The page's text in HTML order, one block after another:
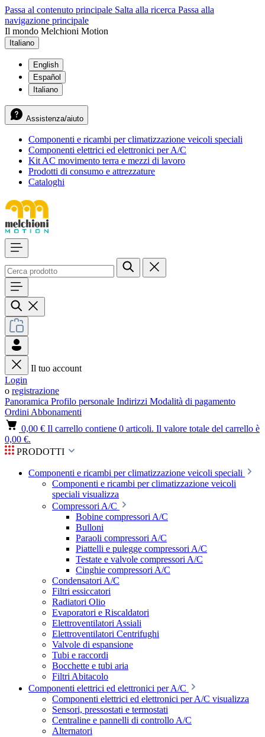
Passa al contenuto principale Salta alla ricerca Passa alla
navigazione principale
Il mondo Melchioni Motion
Italiano
English
Español
Italiano
Assistenza/aiuto
Componenti e ricambi per climatizzazione veicoli speciali
Componenti elettrici ed elettronici per A/C
Kit AC movimento terra e mezzi di lavoro
Prodotti di consumo e attrezzature
Cataloghi
Il tuo account
Login
o registrazione
Panoramica Profilo personale Indirizzi Modalità di pagamento
Ordini Abbonamenti
0,00 € Il carrello contiene 0 articoli. Il valore totale del carrello è
0,00 €.
PRODOTTI
Componenti e ricambi per climatizzazione veicoli speciali
Componenti e ricambi per climatizzazione veicoli
speciali visualizza
Compressori A/C
Bobine compressori A/C
Bulloni
Paraoli compressori A/C
Piattelli e pulegge compressori A/C
Testate e valvole compressori A/C
Cinghie compressori A/C
Condensatori A/C
Filtri essiccatori
Radiatori Olio
Evaporatori e Riscaldatori
Elettroventilatori Assiali
Elettroventilatori Centrifughi
Valvole di espansione
Tubi e raccordi
Bocchette e tubi aria
Filtri Abitacolo
Componenti elettrici ed elettronici per A/C
Componenti elettrici ed elettronici per A/C visualizza
Sensori, pressostati e termostati
Centraline e pannelli di controllo A/C
Alternatori